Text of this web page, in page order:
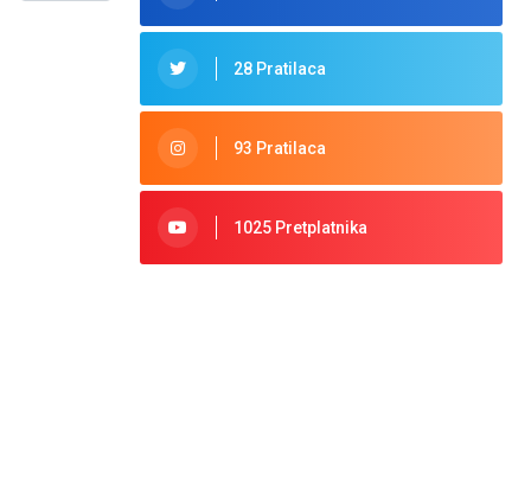
28 Pratilaca
93 Pratilaca
1025 Pretplatnika